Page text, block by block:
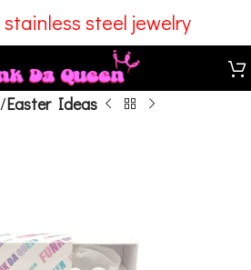
steel jewelry
Easter Ideas